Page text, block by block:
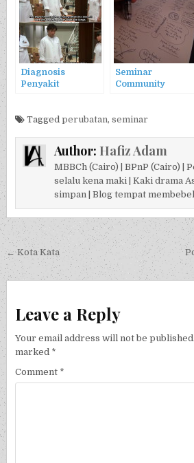
Diagnosis
Penyakit
Seminar
Community
Taggedperubatan,seminar
Author: Hafiz Adam
MBBCh (Cairo) | BPnP (Cairo) |
selalu kena maki | Kaki drama
simpan | Blog tempat
Post navigation
← Kota Kata
Leave a Reply
Your email address will not be published.
marked *
Comment *